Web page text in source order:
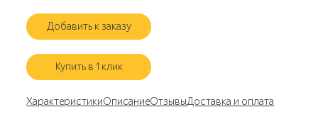
Добавить к заказу
Купить в 1 клик
ХарактеристикиОписаниеОтзывыДоставка и оплата